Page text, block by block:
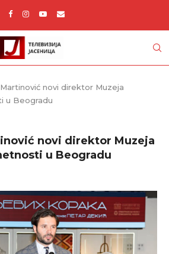
novi direktor Muzeja
u Beogradu
novi direktor Muzeja
u Beogradu